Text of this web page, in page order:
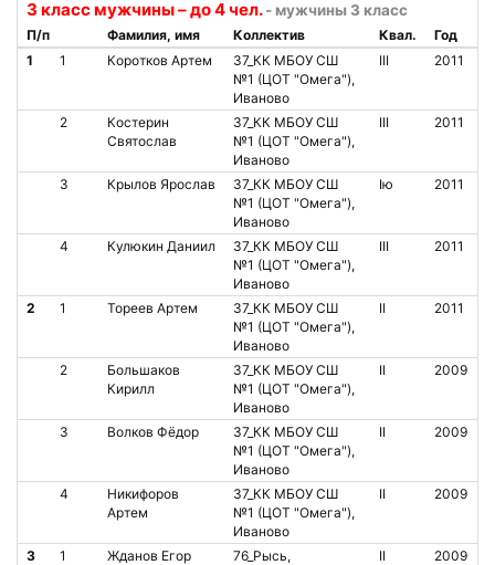
3 класс мужчины – до 4 чел. - мужчины 3 класс
П/п Фамилия, имя Коллектив Квал.
Год
1
1 Коротков Артем
37_КК МБОУ СШ
№1 (ЦОТ "Омега"),
Иваново
III 2011
2
Костерин
Святослав
37_КК МБОУ СШ
№1 (ЦОТ "Омега"),
Иваново
III 2011
3 Крылов Ярослав
37_КК МБОУ СШ
№1 (ЦОТ "Омега"),
Иваново
Iю 2011
4 Кулюкин Даниил
37_КК МБОУ СШ
№1 (ЦОТ "Омега"),
Иваново
III 2011
2 1 Тореев Артем
37_КК МБОУ СШ
№1 (ЦОТ "Омега"),
Иваново
II 2011
2
Большаков
Кирилл
37_КК МБОУ СШ
№1 (ЦОТ "Омега"),
Иваново
II 2009
3 Волков Фёдор
37_КК МБОУ СШ
№1 (ЦОТ "Омега"),
Иваново
II 2009
4
Никифоров
Артем
37_КК МБОУ СШ
№1 (ЦОТ "Омега"),
Иваново
II 2009
3 1 Жданов Егор
76_Рысь,
II 2009